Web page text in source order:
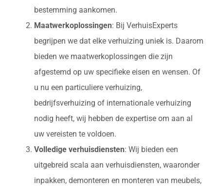
bestemming aankomen.
Maatwerkoplossingen: Bij VerhuisExperts
begrijpen we dat elke verhuizing uniek is. Daarom
bieden we maatwerkoplossingen die zijn
afgestemd op uw specifieke eisen en wensen. Of
u nu een particuliere verhuizing,
bedrijfsverhuizing of internationale verhuizing
nodig heeft, wij hebben de expertise om aan al
uw vereisten te voldoen.
Volledige verhuisdiensten: Wij bieden een
uitgebreid scala aan verhuisdiensten, waaronder
inpakken, demonteren en monteren van meubels,